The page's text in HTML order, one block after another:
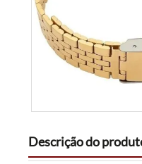
Descrição do